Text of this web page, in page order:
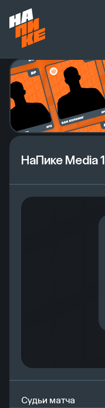
НаПике Media 1
Судьи матча